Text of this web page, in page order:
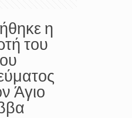
η
του
Άγιο